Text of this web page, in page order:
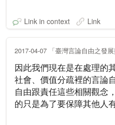
Link in context Link
2017-04-07 「臺灣言論自由之發
因此我們現在是在處理的
社會、價值分疏裡的言論
自由跟責任這些相關觀念
的只是為了要保障其他人